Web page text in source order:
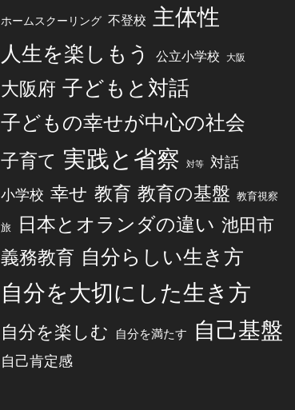
ホームスクーリング 不登校 主体性
人生を楽しもう 公立小学校 大阪
大阪府 子どもと対話
子どもの幸せが中心の社会
子育て 実践と省察 対等 対話
小学校 幸せ 教育 教育の基盤 教育視察
旅 日本とオランダの違い 池田市
義務教育 自分らしい生き方
自分を大切にした生き方
自分を楽しむ 自分を満たす 自己基盤
自己肯定感